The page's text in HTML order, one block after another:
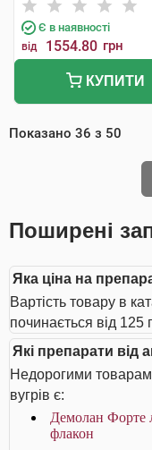
Є в наявності
від 1554.80 грн
КУПИТИ
Показано 36 з 50
Поширені
Яка ціна на
Вартість товару в
починається від 125
Які препарати від
Недорогими
вугрів є:
Демолан Форте
флакон